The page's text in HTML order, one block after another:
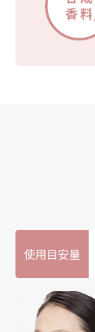
使用目安量